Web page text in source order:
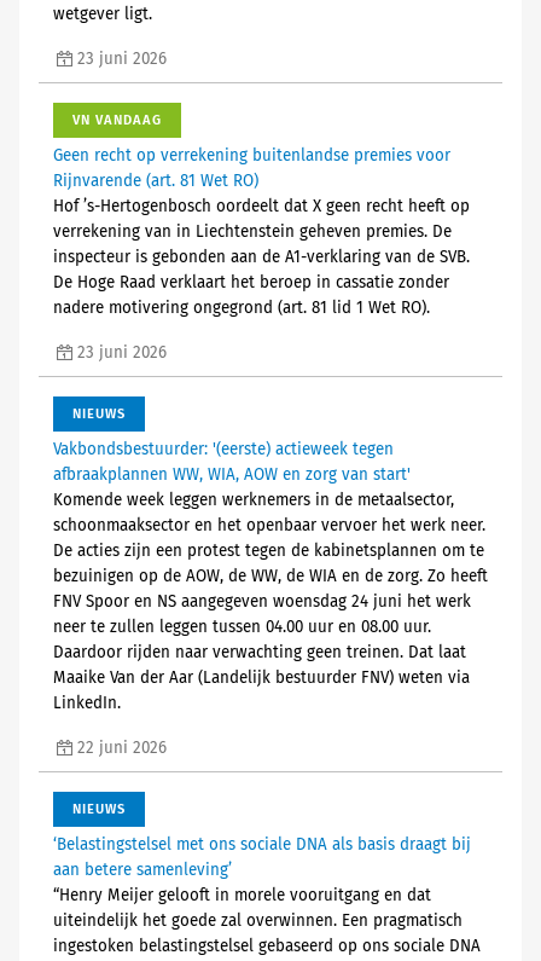
wetgever ligt.
23 juni 2026
VN VANDAAG
Geen recht op verrekening buitenlandse premies voor
Rijnvarende (art. 81 Wet RO)
Hof ’s-Hertogenbosch oordeelt dat X geen recht heeft op
verrekening van in Liechtenstein geheven premies. De
inspecteur is gebonden aan de A1-verklaring van de SVB.
De Hoge Raad verklaart het beroep in cassatie zonder
nadere motivering ongegrond (art. 81 lid 1 Wet RO).
23 juni 2026
NIEUWS
Vakbondsbestuurder: '(eerste) actieweek tegen
afbraakplannen WW, WIA, AOW en zorg van start'
Komende week leggen werknemers in de metaalsector,
schoonmaaksector en het openbaar vervoer het werk neer.
De acties zijn een protest tegen de kabinetsplannen om te
bezuinigen op de AOW, de WW, de WIA en de zorg. Zo heeft
FNV Spoor en NS aangegeven woensdag 24 juni het werk
neer te zullen leggen tussen 04.00 uur en 08.00 uur.
Daardoor rijden naar verwachting geen treinen. Dat laat
Maaike Van der Aar (Landelijk bestuurder FNV) weten via
LinkedIn.
22 juni 2026
NIEUWS
‘Belastingstelsel met ons sociale DNA als basis draagt bij
aan betere samenleving’
“Henry Meijer gelooft in morele vooruitgang en dat
uiteindelijk het goede zal overwinnen. Een pragmatisch
ingestoken belastingstelsel gebaseerd op ons sociale DNA